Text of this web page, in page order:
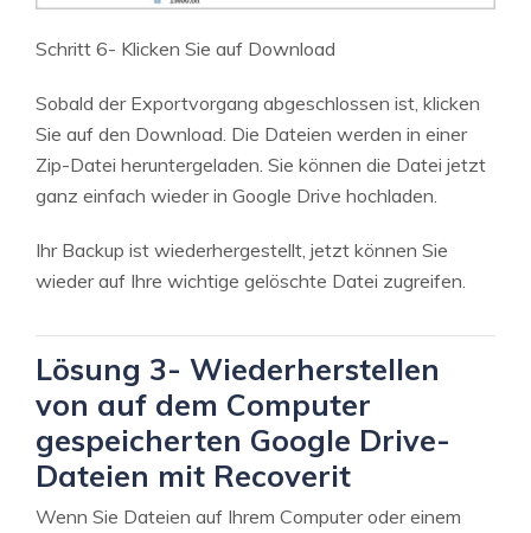
Schritt 6- Klicken Sie auf Download
Sobald der Exportvorgang abgeschlossen ist, klicken
Sie auf den Download. Die Dateien werden in einer
Zip-Datei heruntergeladen. Sie können die Datei jetzt
ganz einfach wieder in Google Drive hochladen.
Ihr Backup ist wiederhergestellt, jetzt können Sie
wieder auf Ihre wichtige gelöschte Datei zugreifen.
Lösung 3- Wiederherstellen
von auf dem Computer
gespeicherten Google Drive-
Dateien mit Recoverit
Wenn Sie Dateien auf Ihrem Computer oder einem